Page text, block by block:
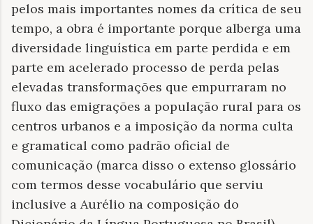
pelos mais importantes nomes da crítica de seu
tempo, a obra é importante porque alberga uma
diversidade linguística em parte perdida e em
parte em acelerado processo de perda pelas
elevadas transformações que empurraram no
fluxo das emigrações a população rural para os
centros urbanos e a imposição da norma culta
e gramatical como padrão oficial de
comunicação (marca disso o extenso glossário
com termos desse vocabulário que serviu
inclusive a Aurélio na composição do